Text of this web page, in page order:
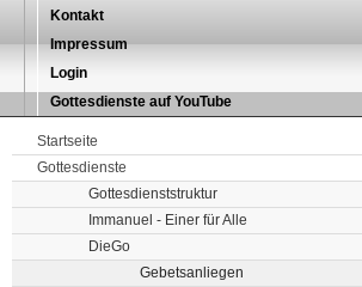
Kontakt
Impressum
Login
Gottesdienste auf YouTube
Startseite
Gottesdienste
Gottesdienststruktur
Immanuel - Einer für Alle
DieGo
Gebetsanliegen